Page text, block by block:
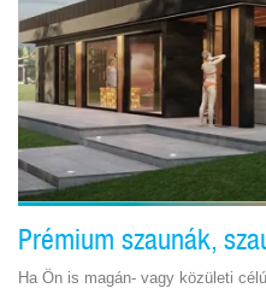
Prémium szaunák,
Ha Ön is magán- vagy közületi